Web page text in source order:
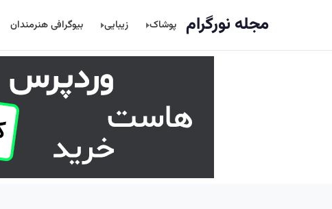
مجله نورگرام پوشاک زیبایی بیوگرافی هنرمندان